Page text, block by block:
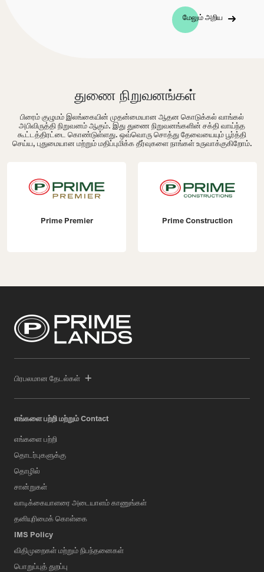
மேலும் அறிய
துணை நிறுவனங்கள்
பிரைம் குழுமம் இலங்கையின் முதன்மையான ஆதன கொடுக்கல் வாங்கல்
அபிவிருத்தி நிறுவனம் ஆகும். இது துணை நிறுவனங்களின் சக்தி வாய்ந்த
கூட்டத்திரட்டை கொண்டுள்ளது. ஒவ்வொரு சொத்து தேவையையும் பூர்த்தி
செய்ய, புதுமையான மற்றும் மதிப்புமிக்க தீர்வுகளை நாங்கள் உருவாக்குகிறோம்.
Prime Premier Prime Construction
பிரபலமான தேடல்கள்
எங்களை பற்றி மற்றும் Contact
எங்களை பற்றி
தொடர்புகளுக்கு
தொழில்
சான்றுகள்
வாடிக்கையாளரை அடையாளம் காணுங்கள்
தனியுரிமைக் கொள்கை
IMS Policy
விதிமுறைகள் மற்றும் நிபந்தனைகள்
பொறுப்புத் துறப்பு